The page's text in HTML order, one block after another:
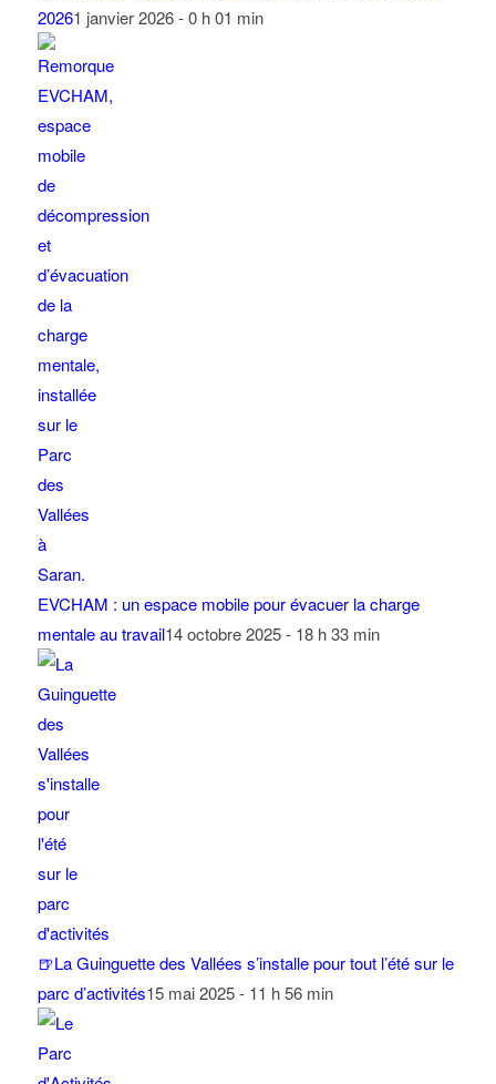
20261 janvier 2026 - 0 h 01 min
EVCHAM : un espace mobile pour évacuer la charge
mentale au travail14 octobre 2025 - 18 h 33 min
🍺La Guinguette des Vallées s’installe pour tout l’été sur le
parc d’activités15 mai 2025 - 11 h 56 min